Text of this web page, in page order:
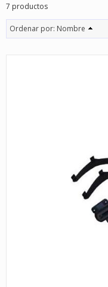
7 productos
Ordenar por: Nombre